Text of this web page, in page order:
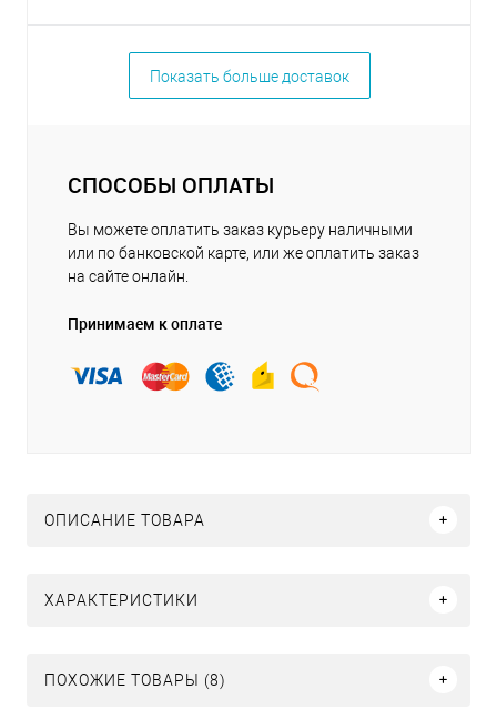
Показать больше доставок
СПОСОБЫ ОПЛАТЫ
Вы можете оплатить заказ курьеру наличными
или по банковской карте, или же оплатить заказ
на сайте онлайн.
Принимаем к оплате
ОПИСАНИЕ ТОВАРА
ХАРАКТЕРИСТИКИ
ПОХОЖИЕ ТОВАРЫ (8)